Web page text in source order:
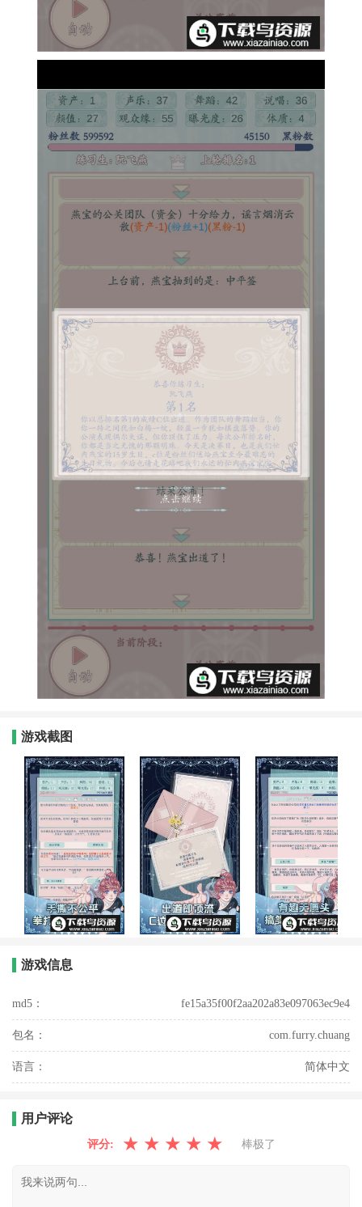
游戏截图
游戏信息
md5： fe15a35f00f2aa202a83e097063ec9e4
包名： com.furry.chuang
语言： 简体中文
用户评论
评分: ★ ★ ★ ★ ★ 棒极了